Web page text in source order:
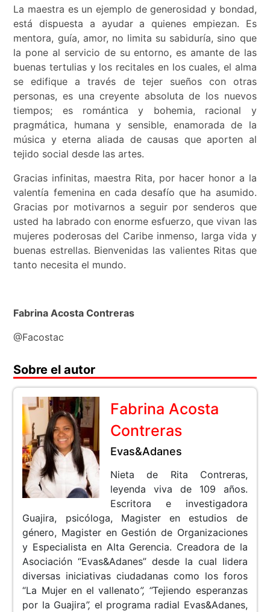
La maestra es un ejemplo de generosidad y bondad,
está dispuesta a ayudar a quienes empiezan. Es
mentora, guía, amor, no limita su sabiduría, sino que
la pone al servicio de su entorno, es amante de las
buenas tertulias y los recitales en los cuales, el alma
se edifique a través de tejer sueños con otras
personas, es una creyente absoluta de los nuevos
tiempos; es romántica y bohemia, racional y
pragmática, humana y sensible, enamorada de la
música y eterna aliada de causas que aporten al
tejido social desde las artes.
Gracias infinitas, maestra Rita, por hacer honor a la
valentía femenina en cada desafío que ha asumido.
Gracias por motivarnos a seguir por senderos que
usted ha labrado con enorme esfuerzo, que vivan las
mujeres poderosas del Caribe inmenso, larga vida y
buenas estrellas. Bienvenidas las valientes Ritas que
tanto necesita el mundo.
Fabrina Acosta Contreras
@Facostac
Sobre el autor
Fabrina Acosta
Contreras
Evas&Adanes
Nieta de Rita Contreras,
leyenda viva de 109 años.
Escritora e investigadora
Guajira, psicóloga, Magister en estudios de
género, Magister en Gestión de Organizaciones
y Especialista en Alta Gerencia. Creadora de la
Asociación “Evas&Adanes” desde la cual lidera
diversas iniciativas ciudadanas como los foros
“La Mujer en el vallenato”, “Tejiendo esperanzas
por la Guajira”, el programa radial Evas&Adanes,